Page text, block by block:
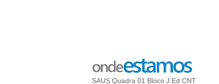
SAUS Quadra 01 Bloco J Ed CNT